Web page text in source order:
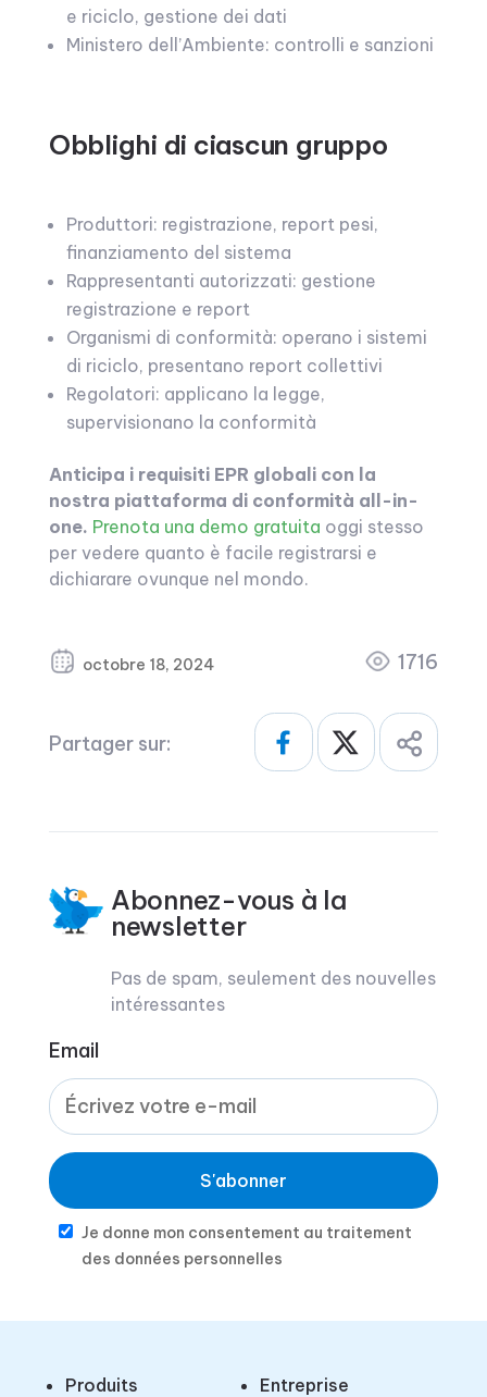
e riciclo, gestione dei dati
Ministero dell’Ambiente: controlli e sanzioni
Obblighi di ciascun gruppo
Produttori: registrazione, report pesi,
finanziamento del sistema
Rappresentanti autorizzati: gestione
registrazione e report
Organismi di conformità: operano i sistemi
di riciclo, presentano report collettivi
Regolatori: applicano la legge,
supervisionano la conformità
Anticipa i requisiti EPR globali con la
nostra piattaforma di conformità all-in-
one. Prenota una demo gratuita oggi stesso
per vedere quanto è facile registrarsi e
dichiarare ovunque nel mondo.
octobre 18, 2024 1716
Partager sur:
Abonnez-vous à la
newsletter
Pas de spam, seulement des nouvelles
intéressantes
Email
S'abonner
Je donne mon consentement au traitement
des données personnelles
Produits Entreprise